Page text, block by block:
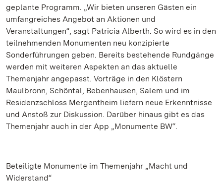
geplante Programm. „Wir bieten unseren Gästen ein
umfangreiches Angebot an Aktionen und
Veranstaltungen“, sagt Patricia Alberth. So wird es in den
teilnehmenden Monumenten neu konzipierte
Sonderführungen geben. Bereits bestehende Rundgänge
werden mit weiteren Aspekten an das aktuelle
Themenjahr angepasst. Vorträge in den Klöstern
Maulbronn, Schöntal, Bebenhausen, Salem und im
Residenzschloss Mergentheim liefern neue Erkenntnisse
und Anstoß zur Diskussion. Darüber hinaus gibt es das
Themenjahr auch in der App „Monumente BW“.
Beteiligte Monumente im Themenjahr „Macht und
Widerstand“